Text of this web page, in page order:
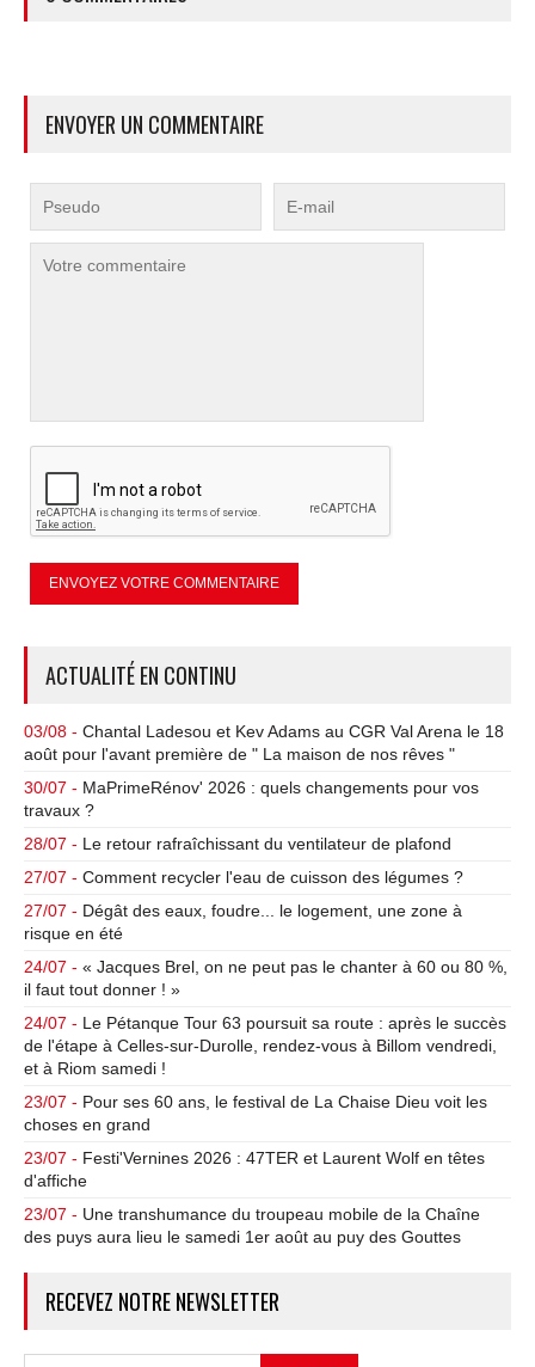
ENVOYER UN COMMENTAIRE
ACTUALITÉ EN CONTINU
03/08 - Chantal Ladesou et Kev Adams au CGR Val Arena le 18
août pour l'avant première de " La maison de nos rêves "
30/07 - MaPrimeRénov' 2026 : quels changements pour vos
travaux ?
28/07 - Le retour rafraîchissant du ventilateur de plafond
27/07 - Comment recycler l'eau de cuisson des légumes ?
27/07 - Dégât des eaux, foudre... le logement, une zone à
risque en été
24/07 - « Jacques Brel, on ne peut pas le chanter à 60 ou 80 %,
il faut tout donner ! »
24/07 - Le Pétanque Tour 63 poursuit sa route : après le succès
de l'étape à Celles-sur-Durolle, rendez-vous à Billom vendredi,
et à Riom samedi !
23/07 - Pour ses 60 ans, le festival de La Chaise Dieu voit les
choses en grand
23/07 - Festi'Vernines 2026 : 47TER et Laurent Wolf en têtes
d'affiche
23/07 - Une transhumance du troupeau mobile de la Chaîne
des puys aura lieu le samedi 1er août au puy des Gouttes
RECEVEZ NOTRE NEWSLETTER